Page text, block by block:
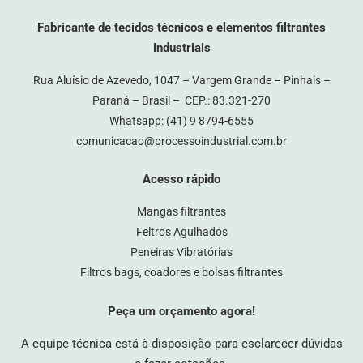
Fabricante de tecidos técnicos e elementos filtrantes
industriais
Rua Aluísio de Azevedo, 1047 – Vargem Grande – Pinhais –
Paraná – Brasil – CEP.: 83.321-270
Whatsapp: (41) 9 8794-6555
comunicacao@processoindustrial.com.br
Acesso rápido
Mangas filtrantes
Feltros Agulhados
Peneiras Vibratórias
Filtros bags, coadores e bolsas filtrantes
Peça um orçamento agora!
A equipe técnica está à disposição para esclarecer dúvidas